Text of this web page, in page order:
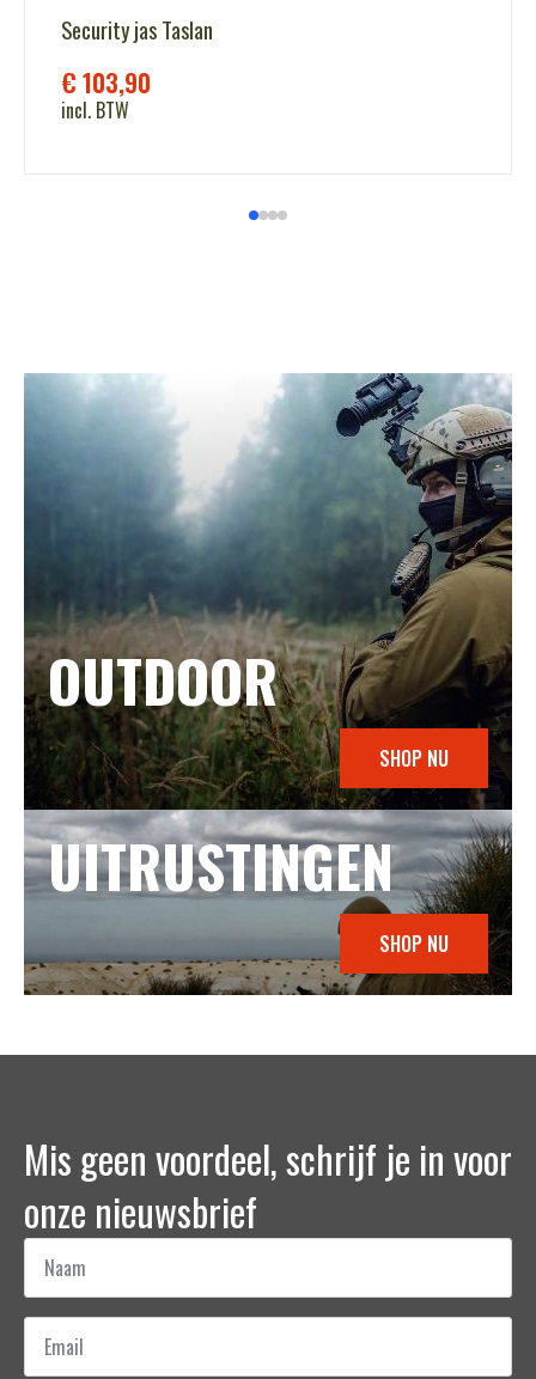
Security jas Taslan
€103,90
incl. BTW
OUTDOOR
SHOP NU
UITRUSTINGEN
SHOP NU
Mis geen voordeel, schrijf je in voor
onze nieuwsbrief
Naam
Email